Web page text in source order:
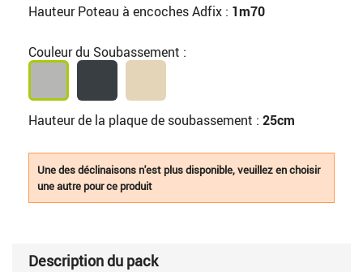
Hauteur Poteau à encoches Adfix : 1m70
Couleur du Soubassement :
Hauteur de la plaque de soubassement : 25cm
Une des déclinaisons n'est plus disponible, veuillez en choisir
une autre pour ce produit
Description du pack